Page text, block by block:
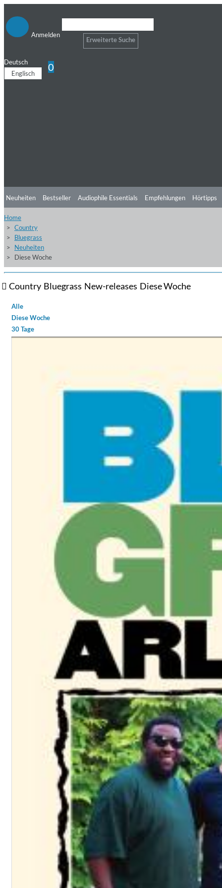
Anmelden
Erweiterte Suche
Deutsch
Englisch
0
Chuck Timely & The Hourglass
Dreamscapes II
Thomas Lemmer
Electronic
Neuheiten Bestseller Audiophile Essentials Empfehlungen Hörtipps
Home
Country
Bluegrass
Neuheiten
Diese Woche
Country Bluegrass New-releases Diese Woche
Alle
Diese Woche
30 Tage